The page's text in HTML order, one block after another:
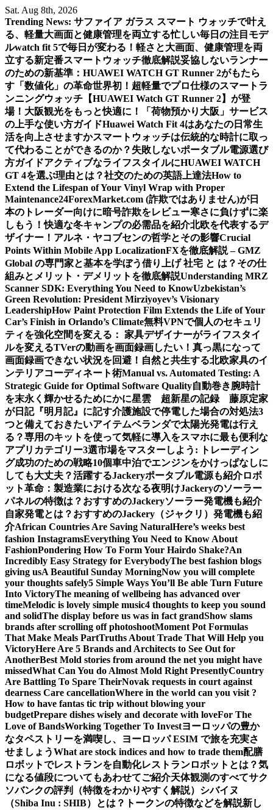
Skip
to
content
Sat. Aug 8th, 2026
Trending News: サファイア ガラス スマート ウォッチで叶え
る、軽量大画面と健康管理を両立する忙しい毎日の注目モデ
ルwatch fit 5で毎日が変わる！軽さと大画面、健康管理を両
立する新定番スマートウォッチ徹底解説妥協しないランナー
のための新基準：HUAWEI WATCH GT Runner 2がもたら
す「数値化」の革命世界初！超軽量でプロ仕様のスマートラ
ンニングウォッチ【HUAWEI Watch GT Runner 2】が登
場！ 大阪観光をもっと快適に！「荷物預かり大阪」サービス
の上手な使い方ガイドHuawei Watch Fit 4はあなたの日常生
活を向上させますかスマートウォッチは伝統的な時計に取っ
て代わることができるのか？ 失敗しないポータブル電源選び
方ガイドアクティブなライフスタイルにHUAWEI WATCH
GT 4を選ぶ理由とは？社交のための英語上達法How to
Extend the Lifespan of Your Vinyl Wrap with Proper
Maintenance24ForexMarket.com (詐欺ではありません)が日
本のトレーダー向けに暗号詐欺をレビュー寒さに負けずに楽
しもう！快適な冬キャンプの必需品を紹介北欧を代表するデ
ザイナー！アルネ・ヤコブセンの哲学とその影響Crucial
Points Within Mobile App LocalizationFXを徹底解説 – GMZ
Global の専門家と基本を学ぼう借り上げ 社宅 と は？その仕
組みとメリット・デメリットを徹底解説Understanding MRZ
Scanner SDK: Everything You Need to KnowUzbekistan’s
Green Revolution: President Mirziyoyev’s Visionary
LeadershipHow Paint Protection Film Extends the Life of Your
Car’s Finish in Orlando’s Climate無料VPNで個人のセキュリ
ティを強化空間を変える： 家具デザイナーがライフスタイ
ルを変えるTVerの動画を画面録画したい！真っ黒になって
画面録画できない状況を回避！ 自然と共生する北欧家具のイ
ンテリアコーディネート術Manual vs. Automated Testing: A
Strategic Guide for Optimal Software Quality自動巻き腕時計
を末永く輝かせるためにかに星雲 超新星の記録 藤原定家
が日記『明月記』に記す介護施設で停電した場合の対処法3
つと備えておきたいアイテムベランダで太陽光発電は行え
る？専用のキットを使って気軽に導入をスマホに最も便利な
アプリカテゴリー3選市場をマスターしよう: トレーディン
グ成功のための戦略10個車中泊でエンジンをかけっぱなしに
しても大丈夫？活躍するJackeryポータブル電源も紹介ロボ
ット革命：製造業における次なる夜明けJackeryのソーラー
パネルの特徴は？おすすめのJackeryソーラー発電機も紹介
自家発電とは？おすすめのJackery（ジャクリ）発電機も紹
介African Countries Are Saving NaturalHere’s weeks best
fashion InstagramsEverything You Need to Know About
FashionPondering How To Form Your Hairdo Shake?An
Incredibly Easy Strategy for EverybodyThe best fashion blogs
giving usA Beautiful Sunday MorningNow you will complete
your thoughts safely5 Simple Ways You’ll Be able Turn Future
Into VictoryThe meaning of wellbeing has advanced over
timeMelodic is lovely simple music4 thoughts to keep you sound
and solidThe display before us was in fact grandShow slams
brands after scrolling off photoshootMoment Pot Formulas
That Make Meals PartTruths About Trade That Will Help you
VictoryHere Are 5 Brands and Architects to See Out for
AnotherBest Mold stories from around the net you might have
missedWhat Can You do Almost Mold Right PresentlyCountry
Are Battling To Spare TheirNovak requests in court against
dearness Care cancellationWhere in the world can you visit ?
How to have fantas tic trip without blowing your
budgetPrepare dishes wisely and decorate with loveFor The
Love of BandsWorking Together To Investヨーロッパの豊か
なタペストリーを満喫し、ヨーロッパ ESIM で旅を充実さ
せましょうWhat are stock indices and how to trade them配膳
ロボットでレストランを自動化レストランロボットとは？気
になる値段についてもあわせてご紹介天体観測のすべてサク
ソバンクの評判（特徴をわかりやすく解説） シバイヌ
（Shiba Inu : SHIB）とは？トークンの特徴などを解説新し